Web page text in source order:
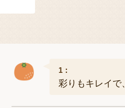
1：
彩りもキレイで